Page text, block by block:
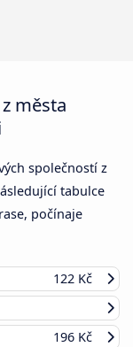
města
společností z
tabulce
počínaje
122 Kč
196 Kč